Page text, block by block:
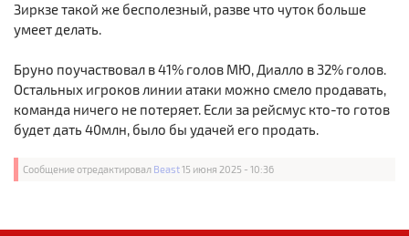
Зиркзе такой же бесполезный, разве что чуток больше
умеет делать.
Бруно поучаствовал в 41% голов МЮ, Диалло в 32% голов.
Остальных игроков линии атаки можно смело продавать,
команда ничего не потеряет. Если за рейсмус кто-то готов
будет дать 40млн, было бы удачей его продать.
Сообщение отредактировал Beast15 июня 2025 - 10:36